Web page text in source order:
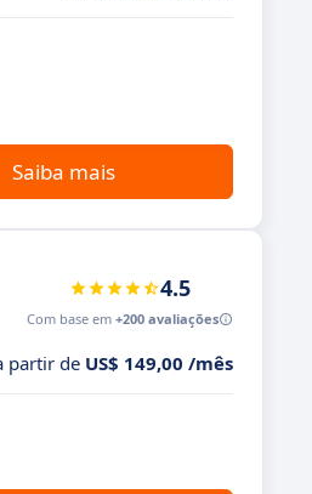
Saiba mais
4.5
Com base em +200 avaliações
partir de US$ 149,00 /mês